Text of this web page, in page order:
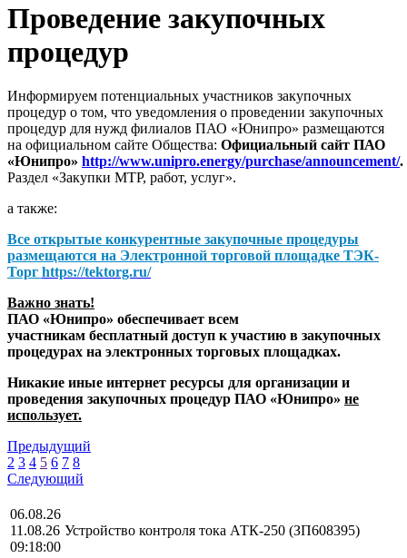
Проведение закупочных
процедур
Информируем потенциальных участников закупочных
процедур о том, что уведомления о проведении закупочных
процедур для нужд филиалов ПАО «Юнипро» размещаются
на официальном сайте Общества: Официальный сайт ПАО
«Юнипро» http://www.unipro.energy/purchase/announcement/.
Раздел «Закупки МТР, работ, услуг».
а также:
Все открытые конкурентные закупочные процедуры
размещаются на Электронной торговой площадке ТЭК-
Торг https://tektorg.ru/
Важно знать!
ПАО «Юнипро» обеспечивает всем
участникам бесплатный доступ к участию в закупочных
процедурах на электронных торговых площадках.
Никакие иные интернет ресурсы для организации и
проведения закупочных процедур ПАО «Юнипро» не
использует.
Предыдущий
2 3 4 5 6 7 8
Следующий
06.08.26
11.08.26
09:18:00
Устройство контроля тока АТК-250 (ЗП608395)